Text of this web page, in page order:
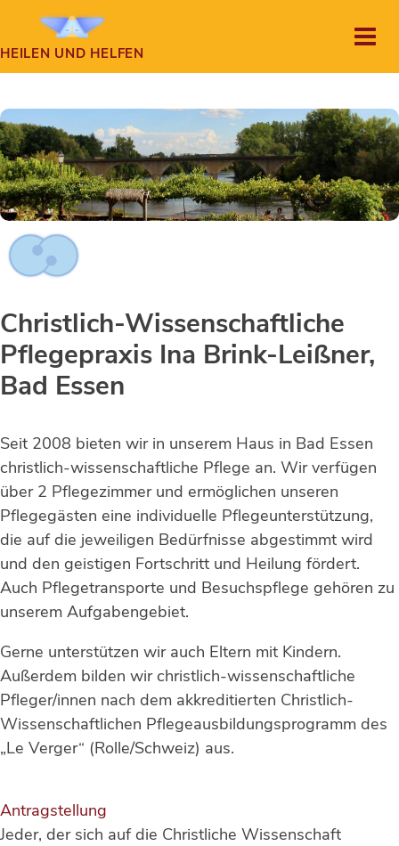
HEILEN UND HELFEN
Christlich-Wissenschaftliche
Pflegepraxis Ina Brink-Leißner,
Bad Essen
Seit 2008 bieten wir in unserem Haus in Bad Essen
christlich-wissenschaftliche Pflege an. Wir verfügen
über 2 Pflegezimmer und ermöglichen unseren
Pflegegästen eine individuelle Pflegeunterstützung,
die auf die jeweiligen Bedürfnisse abgestimmt wird
und den geistigen Fortschritt und Heilung fördert.
Auch Pflegetransporte und Besuchspflege gehören zu
unserem Aufgabengebiet.
Gerne unterstützen wir auch Eltern mit Kindern.
Außerdem bilden wir christlich-wissenschaftliche
Pfleger/innen nach dem akkreditierten Christlich-
Wissenschaftlichen Pflegeausbildungsprogramm des
„Le Verger“ (Rolle/Schweiz) aus.
Antragstellung
Jeder, der sich auf die Christliche Wissenschaft